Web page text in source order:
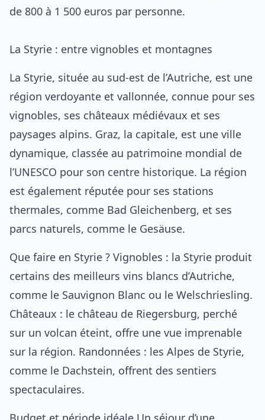
de 800 à 1 500 euros par personne.
La Styrie : entre vignobles et montagnes
La Styrie, située au sud-est de l’Autriche, est une
région verdoyante et vallonnée, connue pour ses
vignobles, ses châteaux médiévaux et ses
paysages alpins. Graz, la capitale, est une ville
dynamique, classée au patrimoine mondial de
l’UNESCO pour son centre historique. La région
est également réputée pour ses stations
thermales, comme Bad Gleichenberg, et ses
parcs naturels, comme le Gesäuse.
Que faire en Styrie ? Vignobles : la Styrie produit
certains des meilleurs vins blancs d’Autriche,
comme le Sauvignon Blanc ou le Welschriesling.
Châteaux : le château de Riegersburg, perché
sur un volcan éteint, offre une vue imprenable
sur la région. Randonnées : les Alpes de Styrie,
comme le Dachstein, offrent des sentiers
spectaculaires.